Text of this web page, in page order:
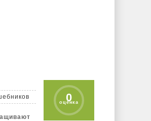
0
оценка